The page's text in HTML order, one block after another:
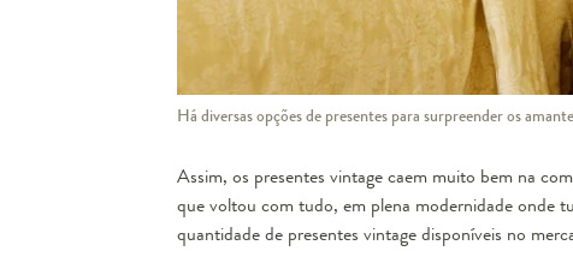
Há diversas opções de presentes para surpreender os
Assim, os presentes vintage caem muito bem na
que voltou com tudo, em plena modernidade onde
quantidade de presentes vintage disponíveis no